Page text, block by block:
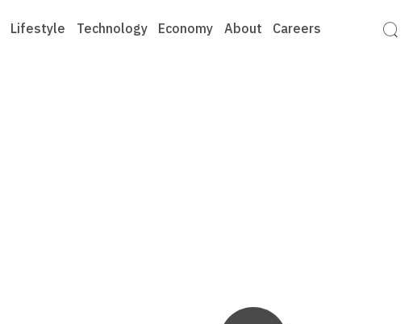
Lifestyle Technology Economy About Careers